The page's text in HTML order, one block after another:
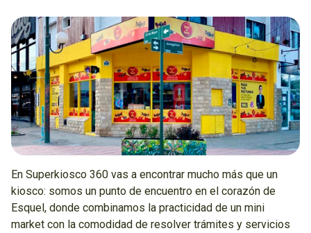
En Superkiosco 360 vas a encontrar mucho más que un
kiosco: somos un punto de encuentro en el corazón de
Esquel, donde combinamos la practicidad de un mini
market con la comodidad de resolver trámites y servicios